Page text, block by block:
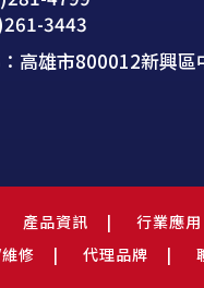
3443
高雄市800012新興
產品資訊 行業應用
修
代理品牌